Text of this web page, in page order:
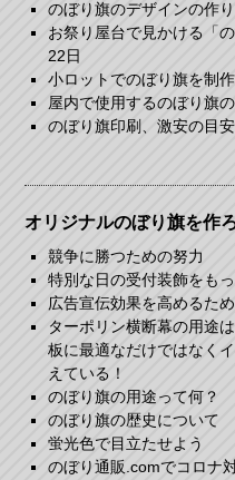
のぼり旗のデザインの作
お祭り屋台で見かける「
22日
小ロットでのぼり旗を制
屋内で使用するのぼり旗
のぼり旗印刷、激安の目
オリジナルのぼり旗を作
競争に勝つための努力
特別な日の受付装飾をも
広告宣伝効果を高めるた
ターポリン横断幕の用途
板に最適なだけではなく
えている！
のぼり旗の用途って何？
のぼり旗の歴史について
蛍光色で目立たせよう
のぼり通販.comでコロナ